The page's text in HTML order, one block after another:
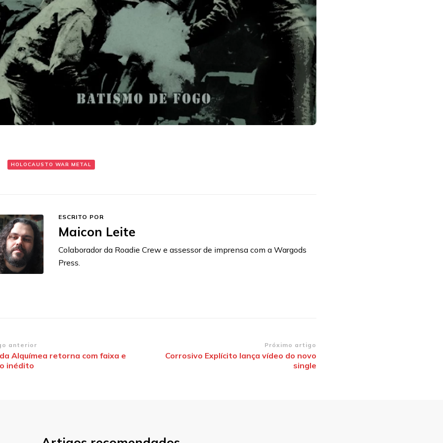
HOLOCAUSTO WAR METAL
ESCRITO POR
Maicon Leite
Colaborador da Roadie Crew e assessor de imprensa com a Wargods
Press.
anterior
Alquímea retorna com faixa e
inédito
Próximo artigo
Corrosivo Explícito lança vídeo do novo
single